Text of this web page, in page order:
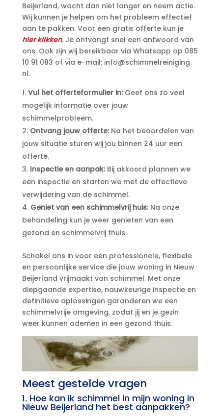
Beijerland, wacht dan niet langer en neem actie.​
Wij kunnen je helpen om het probleem effectief
aan te pakken.​ Voor een gratis offerte kun je
hier klikken.​ Je ontvangt snel een antwoord van
ons.​ Ook zijn wij bereikbaar via Whatsapp op 085
10 91 083 of via e-mail: info@schimmelreiniging.​
nl.​
Vul het offerteformulier in:Geef ons zo veel
mogelijk informatie over jouw
schimmelprobleem.​
Ontvang jouw offerte:Na het beoordelen van
jouw situatie sturen wij jou binnen 24 uur een
offerte.​
Inspectie en aanpak:Bij akkoord plannen we
een inspectie en starten we met de effectieve
verwijdering van de schimmel.​
Geniet van een schimmelvrij huis:Na onze
behandeling kun je weer genieten van een
gezond en schimmelvrij thuis.​
Schakel ons in voor een professionele, flexibele
en persoonlijke service die jouw woning in Nieuw
Beijerland vrijmaakt van schimmel.​ Met onze
diepgaande expertise, nauwkeurige inspectie en
definitieve oplossingen garanderen we een
schimmelvrije omgeving, zodat jij en je gezin
weer kunnen ademen in een gezond thuis.​
Meest gestelde vragen
1.​ Hoe kan ik schimmel in mijn woning in
Nieuw Beijerland het best aanpakken?